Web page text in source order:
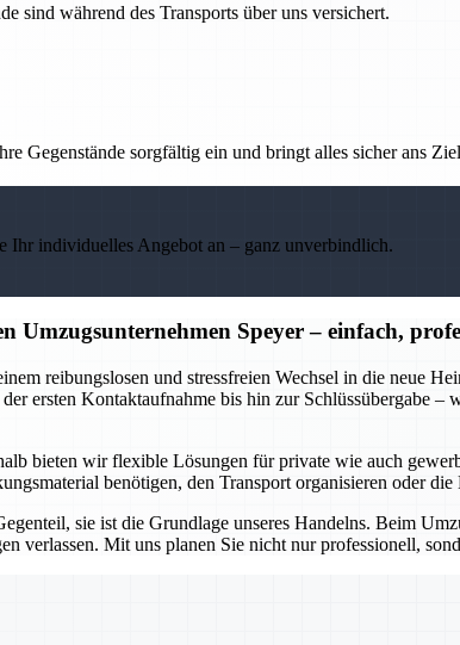
sind während des Transports über uns versichert.
Gegenstände sorgfältig ein und bringt alles sicher ans
Ihr individuelles Angebot an – ganz unverbindlich.
Umzugsunternehmen Speyer – einfach,
reibungslosen und stressfreien Wechsel in die neue
ersten Kontaktaufnahme bis hin zur Schlüssübergabe
bieten wir flexible Lösungen für private wie auch
benötigen, den Transport organisieren oder
sie ist die Grundlage unseres Handelns. Beim
verlassen. Mit uns planen Sie nicht nur professionell,